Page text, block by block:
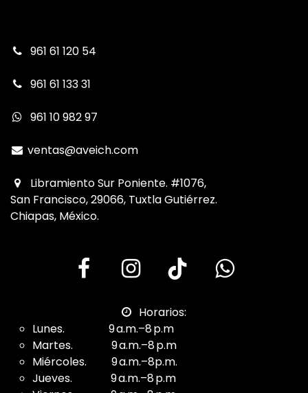
961 61 120 54
961 61 133 31
961 10 982 97
ventas@aveich.com
Libramiento Sur Poniente. #1076,
San Francisco, 29066, Tuxtla Gutiérrez.
Chiapas, México.
Horarios:
Lunes. 9 a.m.–8 p.m
Martes. 9 a.m.–8 p.m
Miércoles. 9 a.m.–8p.m.
Jueves. 9 a.m.–8 p.m